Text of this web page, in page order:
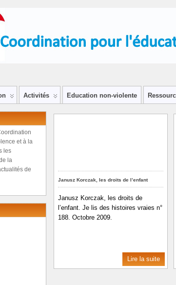
Activités Education non-violente
Janusz Korczak, les droits de l’enfant
Janusz Korczak, les droits de
l’enfant. Je lis des histoires vraies n°
188. Octobre 2009.
Lire la suite
et à la
les
la
de